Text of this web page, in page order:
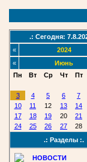
.: Сегодня:
«
2024
«
Июнь
Пн
Вт Ср Чт Пт
3
4 5 6 7
10
11 12 13 14
17
18 19 20 21
24
25 26 27 28
.: Разделы :.
НОВОСТИ